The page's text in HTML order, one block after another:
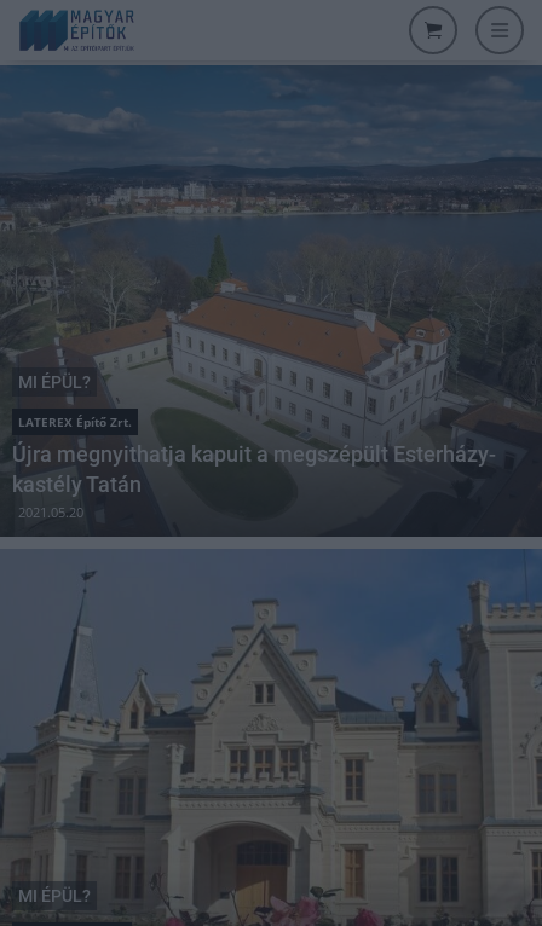
MI ÉPÜL?
LATEREX Építő Zrt.
Újra megnyithatja kapuit a megszépült Esterházy-
kastély Tatán
2021.05.20
MI ÉPÜL?